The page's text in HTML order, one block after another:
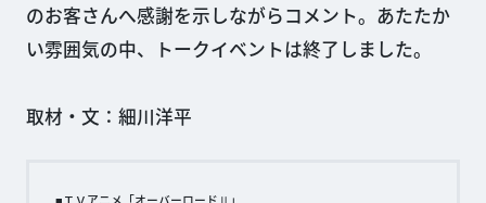
のお客さんへ感謝を示しながらコメント。あたたか
い雰囲気の中、トークイベントは終了しました。
取材・文：細川洋平
■ＴＶアニメ「オーバーロードⅡ」